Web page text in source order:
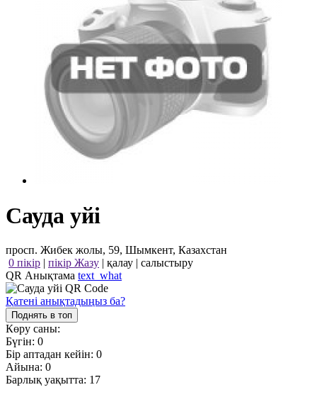
Сауда yйi
просп. Жибек жолы, 59, Шымкент, Казахстан
0 пікір | пікір Жазу | қалау | салыстыру
QR Анықтама text_what
Қатені анықтадыңыз ба?
Поднять в топ
Көру саны:
Бүгін: 0
Бір аптадан кейін: 0
Айына: 0
Барлық уақытта: 17